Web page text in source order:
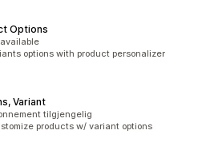
Options
options with product personalizer
Variant
tilgjengelig
products w/ variant options